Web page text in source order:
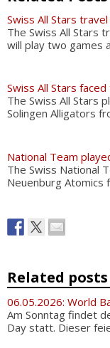
Swiss All Stars
The Swiss All Stars
will play two games
Swiss All Stars
The Swiss All Stars
Solingen Alligators
National Team
The Swiss National
Neuenburg Atomics
Related posts
06.05.2026: World
Am Sonntag findet
Day statt. Dieser